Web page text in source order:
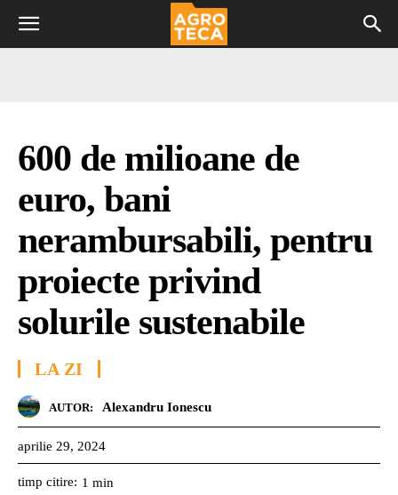
600 de milioane de
euro, bani
nerambursabili, pentru
proiecte privind
solurile sustenabile
LA ZI
AUTOR: Alexandru Ionescu
aprilie 29, 2024
timp citire: 1 min